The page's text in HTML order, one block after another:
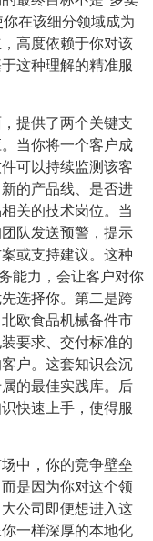
在该细分领域成为
高度依赖于你对该
这种理解的精准服
提供了两个关键支
当你将一个客户成
可以持续监测该客
的产品线、是否进
关的技术岗位。当
队发送预警，提示
或支持建议。这种
能力，会让客户对你
选择你。第二是跨
欧食品机械备件市
要求、交付标准的
户。这套知识会沉
的最佳实践库。后
快速上手，使得服
中，你的竞争壁垒
是因为你对这个领
公司即便想进入这
一样深厚的本地化